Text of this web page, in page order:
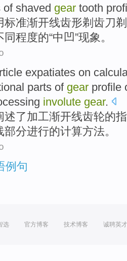
ofshaved gear tooth
标准渐开线齿形剃 齿刀剃
同程度的“中凹”现象 。
expatiates on
parts of gear profile
involute gear.
述了加工渐开线齿轮的
部分进行的计算方法。
例句
选 官方博客 技术博客 诚聘英才